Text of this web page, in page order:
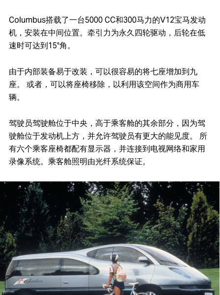
Columbus搭载了一台5000 CC和300马力的V12宝马发动
机，安装在中间位置。牵引力为永久四轮驱动，后轮在低
速时可达到15°角。
由于内部装备易于改装，可以很容易的将七座增加到九
座。 或者，可以将座椅移除，以利用该空间作为商用车
辆。
驾驶员驾驶舱位于中央，高于乘客舱的其余部分，因为驾
驶舱位于发动机上方，并允许驾驶员有更大的能见度。 所
有六个乘客座椅都配有显示器，并连接到电视网络和家用
录像系统。乘客舱照明由光纤系统保证。